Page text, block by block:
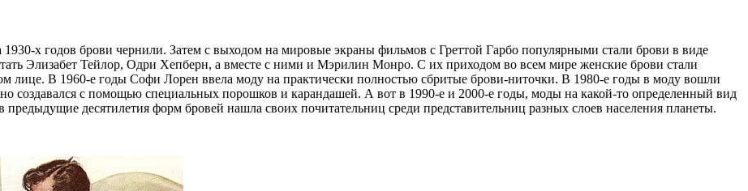
х годов брови чернили. Затем с выходом на мировые экраны фильмов с Греттой Гарбо популярными стали брови в виде
Элизабет Тейлор, Одри Хепберн, а вместе с ними и Мэрилин Монро. С их приходом во всем мире женские брови стали
В 1960-е годы Софи Лорен ввела моду на практически полностью сбритые брови-ниточки. В 1980-е годы в моду вошли
создавался с помощью специальных порошков и карандашей. А вот в 1990-е и 2000-е годы, моды на какой-то определенный вид
десятилетия форм бровей нашла своих почитательниц среди представительниц разных слоев населения планеты.